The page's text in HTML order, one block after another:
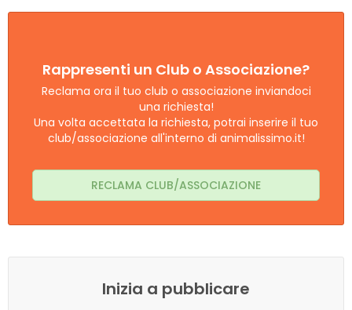
Rappresenti un Club o Associazione?
Reclama ora il tuo club o associazione inviandoci
una richiesta!
Una volta accettata la richiesta, potrai inserire il tuo
club/associazione all'interno di animalissimo.it!
RECLAMA CLUB/ASSOCIAZIONE
Inizia a pubblicare